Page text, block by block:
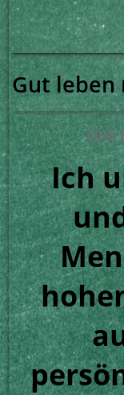
Gut leben
Click
Ich